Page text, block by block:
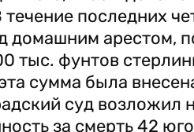
последних
арестом,
тыс. фунтов
сумма была
суд возложил
за смерть 42